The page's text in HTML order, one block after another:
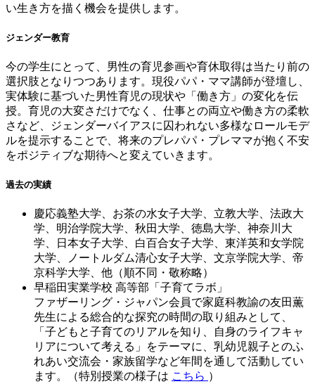
い生き方を描く機会を提供します。
ジェンダー教育
今の学生にとって、男性の育児参画や育休取得は当たり前の
選択肢となりつつあります。現役パパ・ママ講師が登壇し、
実体験に基づいた男性育児の現状や「働き方」の変化を伝
授。育児の大変さだけでなく、仕事との両立や働き方の柔軟
さなど、ジェンダーバイアスに囚われない多様なロールモデ
ルを提示することで、将来のプレパパ・プレママが抱く不安
をポジティブな期待へと変えていきます。
過去の実績
慶応義塾大学、お茶の水女子大学、立教大学、法政大
学、明治学院大学、秋田大学、徳島大学、神奈川大
学、日本女子大学、白百合女子大学、東洋英和女学院
大学、ノートルダム清心女子大学、文京学院大学、帝
京科学大学、他（順不同・敬称略）
早稲田実業学校 高等部「子育てラボ」
ファザーリング・ジャパン会員で家庭科教諭の友田薫
先生による総合的な探究の時間の取り組みとして、
「子どもと子育てのリアルを知り、自身のライフキャ
リアについて考える」をテーマに、乳幼児親子とのふ
れあい交流会・家族留学など年間を通して活動してい
ます。（特別授業の様子は こちら ）